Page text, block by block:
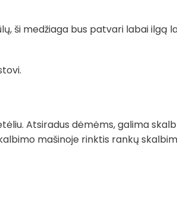
ši medžiaga bus patvari labai ilgą
Atsiradus dėmėms, galima
mašinoje rinktis rankų